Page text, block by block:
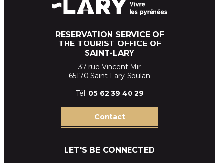
RESERVATION SERVICE OF
THE TOURIST OFFICE OF
SAINT-LARY
37 rue Vincent Mir
65170 Saint-Lary-Soulan
Tél. 05 62 39 40 29
Contact
LET'S BE CONNECTED